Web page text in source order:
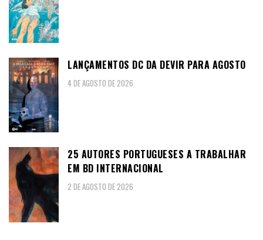
LANÇAMENTOS DC DA DEVIR PARA AGOSTO
4 DE AGOSTO DE 2026
25 AUTORES PORTUGUESES A TRABALHAR
EM BD INTERNACIONAL
2 DE AGOSTO DE 2026